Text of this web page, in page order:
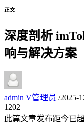
正文
深度剖析
响与解决方案
admin V管理员 /2025-
1202
此篇文章发布距今已